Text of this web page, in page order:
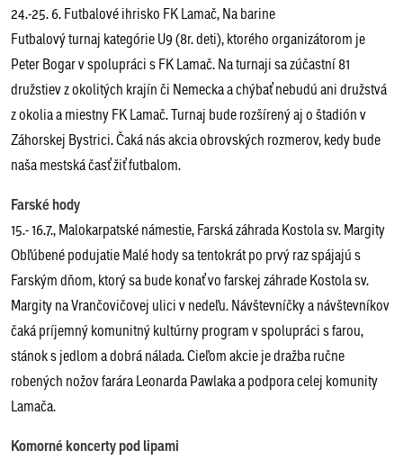
24.-25. 6. Futbalové ihrisko FK Lamač, Na barine
Futbalový turnaj kategórie U9 (8r. deti), ktorého organizátorom je
Peter Bogar v spolupráci s FK Lamač. Na turnaji sa zúčastní 81
družstiev z okolitých krajín či Nemecka a chýbať nebudú ani družstvá
z okolia a miestny FK Lamač. Turnaj bude rozšírený aj o štadión v
Záhorskej Bystrici. Čaká nás akcia obrovských rozmerov, kedy bude
naša mestská časť žiť futbalom.
Farské hody
15.- 16.7., Malokarpatské námestie, Farská záhrada Kostola sv. Margity
Obľúbené podujatie Malé hody sa tentokrát po prvý raz spájajú s
Farským dňom, ktorý sa bude konať vo farskej záhrade Kostola sv.
Margity na Vrančovičovej ulici v nedeľu. Návštevníčky a návštevníkov
čaká príjemný komunitný kultúrny program v spolupráci s farou,
stánok s jedlom a dobrá nálada. Cieľom akcie je dražba ručne
robených nožov farára Leonarda Pawlaka a podpora celej komunity
Lamača.
Komorné koncerty pod lipami